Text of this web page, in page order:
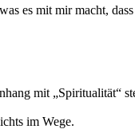
es mit mir macht,
mit „Spiritualität“
im Wege.